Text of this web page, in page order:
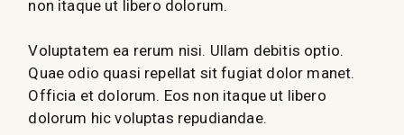
non itaque ut libero dolorum.
Voluptatem ea rerum nisi. Ullam debitis optio.
Quae odio quasi repellat sit fugiat dolor manet.
Officia et dolorum. Eos non itaque ut libero
dolorum hic voluptas repudiandae.